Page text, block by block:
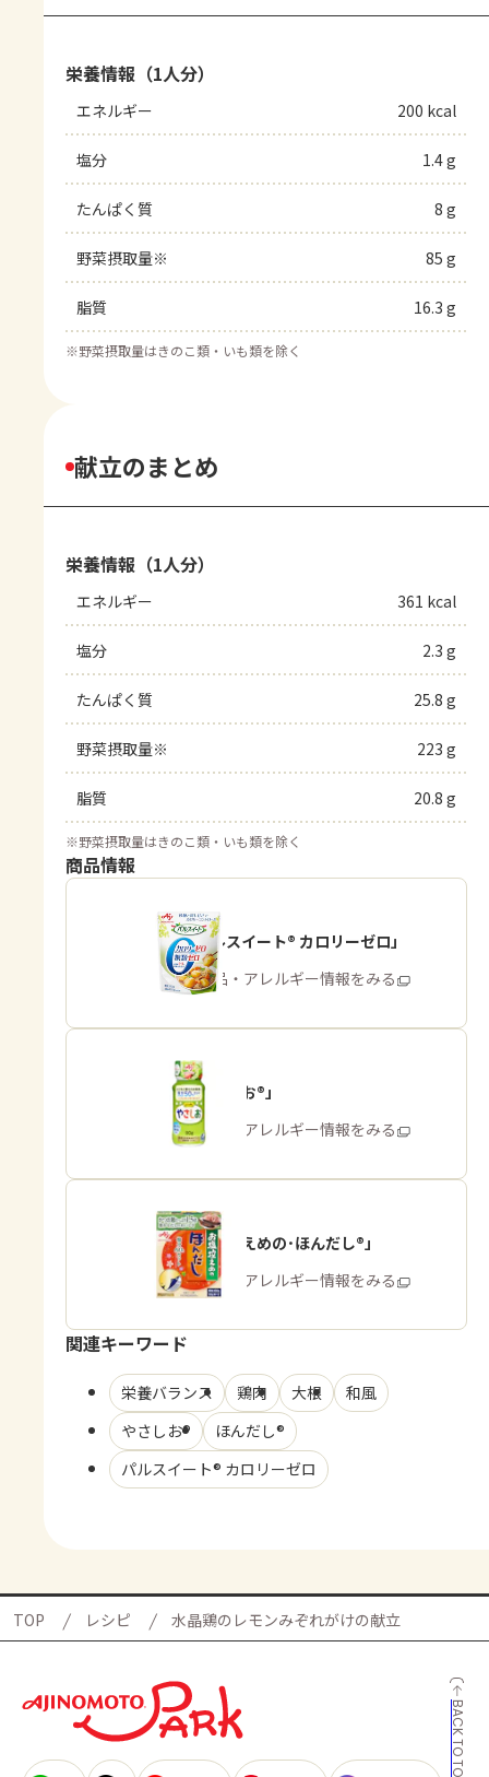
栄養情報（1人分）
エネルギー 200 kcal
塩分 1.4 g
たんぱく質 8 g
野菜摂取量※ 85 g
脂質 16.3 g
※野菜摂取量はきのこ類・いも類を除く
献立のまとめ
栄養情報（1人分）
エネルギー 361 kcal
塩分 2.3 g
たんぱく質 25.8 g
野菜摂取量※ 223 g
脂質 20.8 g
※野菜摂取量はきのこ類・いも類を除く
商品情報
「パルスイート® カロリーゼロ」
商品・アレルギー情報をみる
「やさしお®」
商品・アレルギー情報をみる
「お塩控えめの･ほんだし®」
商品・アレルギー情報をみる
関連キーワード
栄養バランス 鶏肉 大根
和風
やさしお®
ほんだし®
パルスイート® カロリーゼロ
TOP レシピ 水晶鶏のレモンみぞれがけの献立
BACK TO TOP